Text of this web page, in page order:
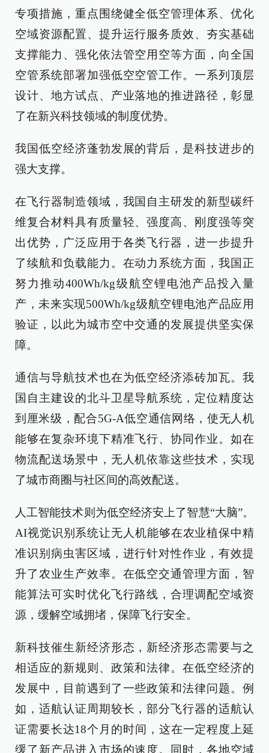
专项措施，重点围绕健全低空管理体系、优化
空域资源配置、提升运行服务质效、夯实基础
支撑能力、强化依法管空用空等方面，向全国
空管系统部署加强低空空管工作。一系列顶层
设计、地方试点、产业落地的推进路径，彰显
了在新兴科技领域的制度优势。
我国低空经济蓬勃发展的背后，是科技进步的
强大支撑。
在飞行器制造领域，我国自主研发的新型碳纤
维复合材料具有质量轻、强度高、刚度强等突
出优势，广泛应用于各类飞行器，进一步提升
了续航和负载能力。在动力系统方面，我国正
努力推动400Wh/kg级航空锂电池产品投入量
产，未来实现500Wh/kg级航空锂电池产品应用
验证，以此为城市空中交通的发展提供坚实保
障。
通信与导航技术也在为低空经济添砖加瓦。我
国自主建设的北斗卫星导航系统，定位精度达
到厘米级，配合5G-A低空通信网络，使无人机
能够在复杂环境下精准飞行、协同作业。如在
物流配送场景中，无人机依靠这些技术，实现
了城市商圈与社区间的高效配送。
人工智能技术则为低空经济安上了智慧“大脑”。
AI视觉识别系统让无人机能够在农业植保中精
准识别病虫害区域，进行针对性作业，有效提
升了农业生产效率。在低空交通管理方面，智
能算法可实时优化飞行路线，合理调配空域资
源，缓解空域拥堵，保障飞行安全。
新科技催生新经济形态，新经济形态需要与之
相适应的新规则、政策和法律。在低空经济的
发展中，目前遇到了一些政策和法律问题。例
如，适航认证周期较长，部分飞行器的适航认
证需要长达18个月的时间，这在一定程度上延
缓了新产品进入市场的速度。同时，各地空域